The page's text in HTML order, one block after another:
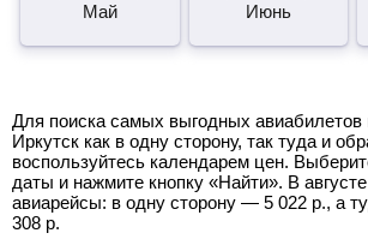
Май Июнь
Для поиска самых выгодных авиабилетов
Иркутск как в одну сторону, так туда и
воспользуйтесь календарем цен.
даты и нажмите кнопку «Найти». В
авиарейсы: в одну сторону — 5 022 р., а
308 р.